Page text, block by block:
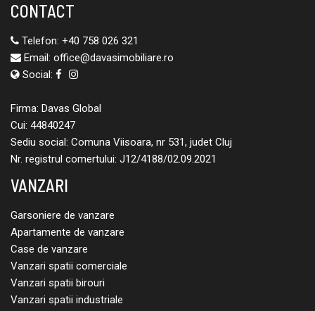
CONTACT
Telefon: +40 758 026 321
Email: office@davasimobiliare.ro
Social:
Firma: Davas Global
Cui: 44840247
Sediu social: Comuna Viisoara, nr 531, judet Cluj
Nr. registrul comertului: J12/4188/02.09.2021
VANZARI
Garsoniere de vanzare
Apartamente de vanzare
Case de vanzare
Vanzari spatii comerciale
Vanzari spatii birouri
Vanzari spatii industriale